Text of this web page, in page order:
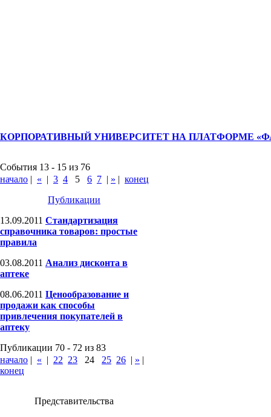
КОРПОРАТИВНЫЙ УНИВЕРСИТЕТ НА ПЛАТФОРМЕ
События 13 - 15 из 76
начало | « | 3 4 5 6 7 | » | конец
Публикации
13.09.2011 Стандартизация
справочника товаров: простые
правила
03.08.2011 Анализ дисконта в
аптеке
08.06.2011 Ценообразование и
продажи как способы
привлечения покупателей в
аптеку
Публикации 70 - 72 из 83
начало | « | 22 23 24 25 26 | » |
конец
Представительства